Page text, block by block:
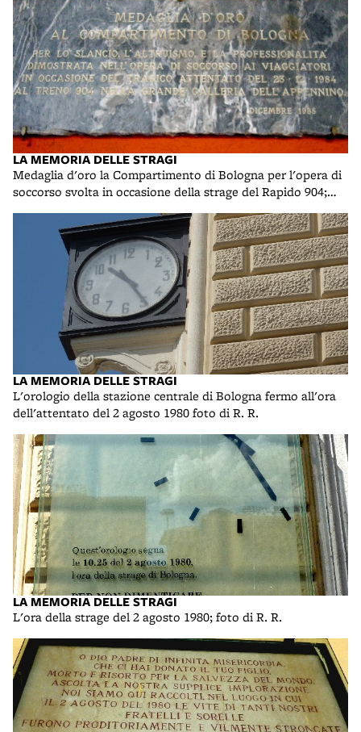
LA MEMORIA DELLE STRAGI
Medaglia d'oro la Compartimento di Bologna per l'opera di
soccorso svolta in occasione della strage del Rapido 904;
LA MEMORIA DELLE STRAGI
L'orologio della stazione centrale di Bologna fermo all'ora
dell'attentato del 2 agosto 1980 foto di R. R.
LA MEMORIA DELLE STRAGI
L'ora della strage del 2 agosto 1980; foto di R. R.